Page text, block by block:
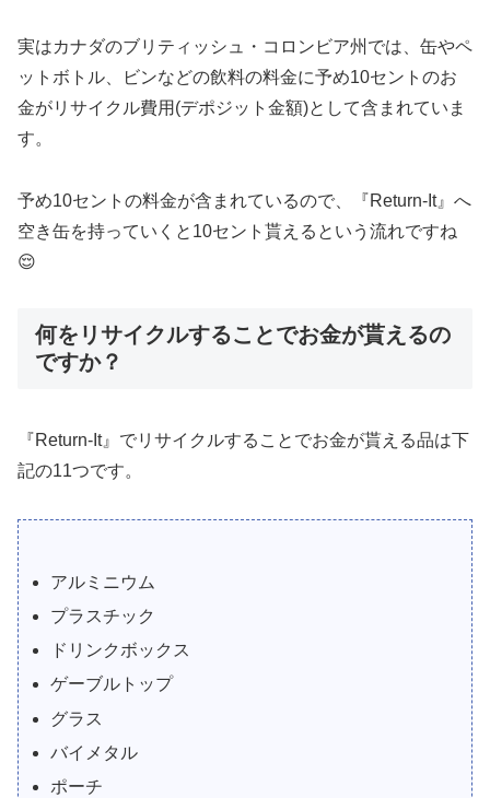
実はカナダのブリティッシュ・コロンビア州では、缶やペ
ットボトル、ビンなどの飲料の料金に予め10セントのお
金がリサイクル費用(デポジット金額)として含まれていま
す。
予め10セントの料金が含まれているので、『Return-It』へ
空き缶を持っていくと10セント貰えるという流れですね
😌
何をリサイクルすることでお金が貰えるの
ですか？
『Return-It』でリサイクルすることでお金が貰える品は下
記の11つです。
アルミニウム
プラスチック
ドリンクボックス
ゲーブルトップ
グラス
バイメタル
ポーチ